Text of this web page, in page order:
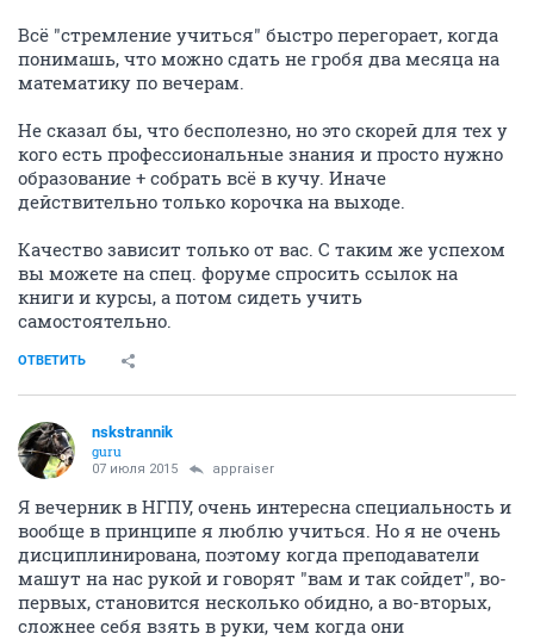
Всё "стремление учиться" быстро перегорает, когда
понимашь, что можно сдать не гробя два месяца на
математику по вечерам.
Не сказал бы, что бесполезно, но это скорей для тех у
кого есть профессиональные знания и просто нужно
образование + собрать всё в кучу. Иначе
действительно только корочка на выходе.
Качество зависит только от вас. С таким же успехом
вы можете на спец. форуме спросить ссылок на
книги и курсы, а потом сидеть учить
самостоятельно.
ОТВЕТИТЬ
nskstrannik
guru
07 июля 2015 appraiser
Я вечерник в НГПУ, очень интересна специальность и
вообще в принципе я люблю учиться. Но я не очень
дисциплинирована, поэтому когда преподаватели
машут на нас рукой и говорят "вам и так сойдет", во-
первых, становится несколько обидно, а во-вторых,
сложнее себя взять в руки, чем когда они